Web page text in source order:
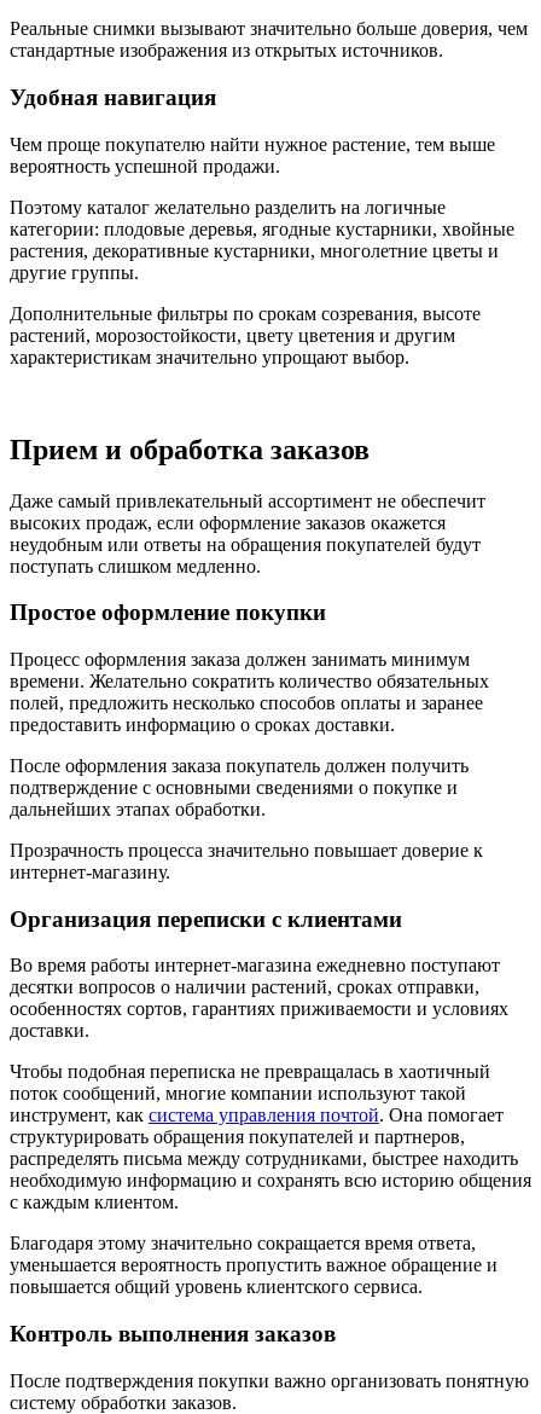
Реальные снимки вызывают значительно больше доверия, чем
стандартные изображения из открытых источников.
Удобная навигация
Чем проще покупателю найти нужное растение, тем выше
вероятность успешной продажи.
Поэтому каталог желательно разделить на логичные
категории: плодовые деревья, ягодные кустарники, хвойные
растения, декоративные кустарники, многолетние цветы и
другие группы.
Дополнительные фильтры по срокам созревания, высоте
растений, морозостойкости, цвету цветения и другим
характеристикам значительно упрощают выбор.
Прием и обработка заказов
Даже самый привлекательный ассортимент не обеспечит
высоких продаж, если оформление заказов окажется
неудобным или ответы на обращения покупателей будут
поступать слишком медленно.
Простое оформление покупки
Процесс оформления заказа должен занимать минимум
времени. Желательно сократить количество обязательных
полей, предложить несколько способов оплаты и заранее
предоставить информацию о сроках доставки.
После оформления заказа покупатель должен получить
подтверждение с основными сведениями о покупке и
дальнейших этапах обработки.
Прозрачность процесса значительно повышает доверие к
интернет-магазину.
Организация переписки с клиентами
Во время работы интернет-магазина ежедневно поступают
десятки вопросов о наличии растений, сроках отправки,
особенностях сортов, гарантиях приживаемости и условиях
доставки.
Чтобы подобная переписка не превращалась в хаотичный
поток сообщений, многие компании используют такой
инструмент, как система управления почтой. Она помогает
структурировать обращения покупателей и партнеров,
распределять письма между сотрудниками, быстрее находить
необходимую информацию и сохранять всю историю общения
с каждым клиентом.
Благодаря этому значительно сокращается время ответа,
уменьшается вероятность пропустить важное обращение и
повышается общий уровень клиентского сервиса.
Контроль выполнения заказов
После подтверждения покупки важно организовать понятную
систему обработки заказов.